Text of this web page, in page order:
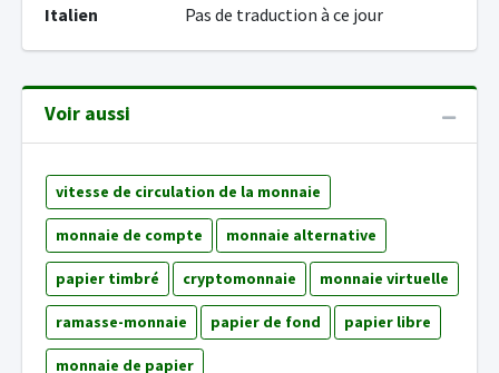
Italien
Pas de traduction à ce jour
Voir aussi
vitesse de circulation de la monnaie
monnaie de compte monnaie alternative
papier timbré cryptomonnaie monnaie virtuelle
ramasse-monnaie papier de fond papier libre
monnaie de papier